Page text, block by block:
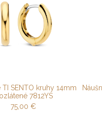
TI SENTO kruhy 14mm
7812YS
75,00€